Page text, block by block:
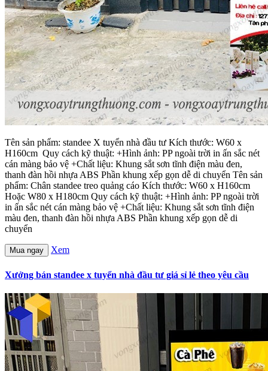
Tên sản phẩm: standee X tuyển nhà đầu tư Kích thước: W60 x
H160cm Quy cách kỹ thuật: +Hình ảnh: PP ngoài trời in ấn sắc nét
cán màng bảo vệ +Chất liệu: Khung sắt sơn tĩnh điện màu đen,
thanh đàn hồi nhựa ABS Phần khung xếp gọn dễ di chuyển Tên sản
phẩm: Chân standee treo quảng cáo Kích thước: W60 x H160cm
Hoặc W80 x H180cm Quy cách kỹ thuật: +Hình ảnh: PP ngoài trời
in ấn sắc nét cán màng bảo vệ +Chất liệu: Khung sắt sơn tĩnh điện
màu đen, thanh đàn hồi nhựa ABS Phần khung xếp gọn dễ di
chuyển
Mua ngay Xem
Xưởng bán standee x tuyển nhà đầu tư giá sỉ lẻ theo yêu cầu